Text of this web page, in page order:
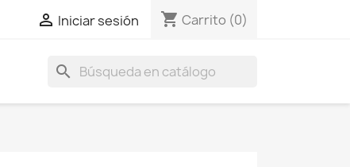
 Iniciar sesión shopping_cart Carrito (0)
search